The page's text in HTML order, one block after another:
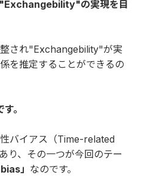
"Exchangebility"の実現を目
され"Exchangebility"が実
を推定することができるの
。
バイアス（Time-related
り、その一つが今回のテー
」 なのです。